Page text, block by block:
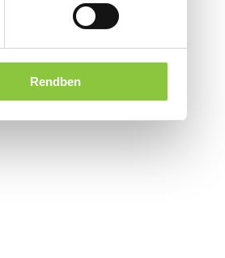
Rendben